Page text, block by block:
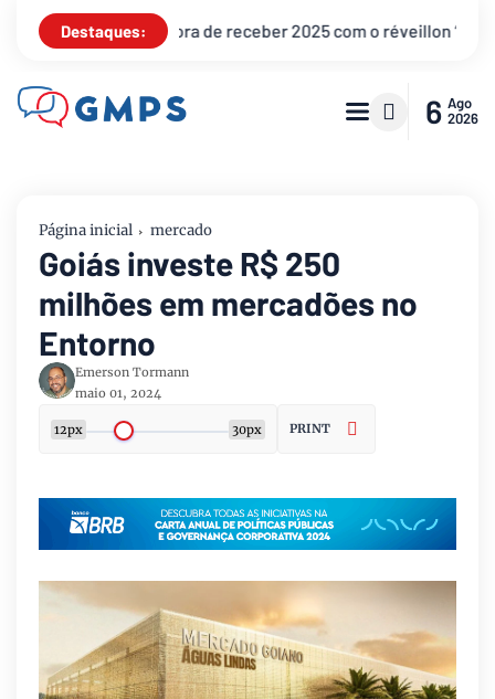
Destaques:
2025 com o réveillon “Ano Novo, Novos Sonhos”
6 Ago
2026
Página inicial mercado
Goiás investe R$ 250
milhões em mercadões no
Entorno
Emerson Tormann
maio 01, 2024
12px 30px PRINT